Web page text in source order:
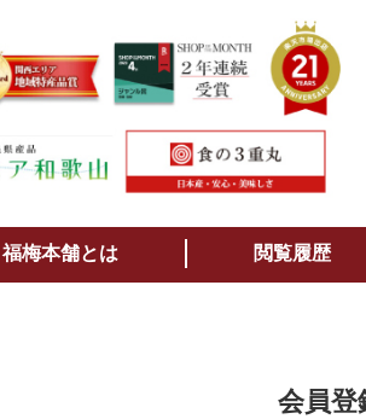
検索
福梅本舗とは 閲覧履歴
会員登